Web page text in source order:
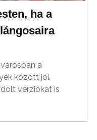
ha a
a
között jól
verziókat is